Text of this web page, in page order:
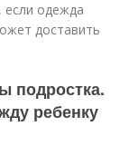
одежда
доставить
подростка.
ребенку